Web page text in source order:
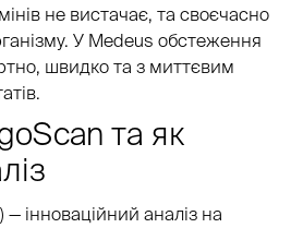
не вистачає, та своєчасно
У Medeus обстеження
швидко та з миттєвим
та як
— інноваційний аналіз на